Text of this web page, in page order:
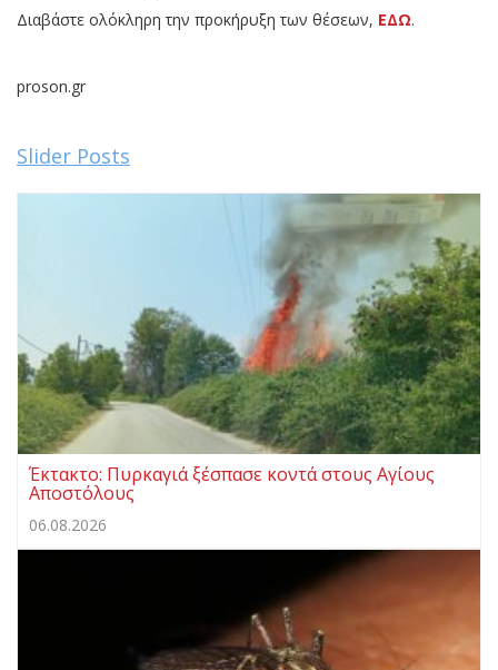
Διαβάστε ολόκληρη την προκήρυξη των θέσεων, ΕΔΩ.
proson.gr
Slider Posts
Έκτακτο: Πυρκαγιά ξέσπασε κοντά στους Αγίους
Αποστόλους
06.08.2026